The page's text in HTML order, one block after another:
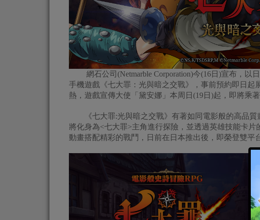
網石公司(Netmarble Corporation)今(16日)宣布，以
手機遊戲《七大罪：光與暗之交戰》，事前預約即日起
熱，遊戲宣傳大使「黛安娜」本周日(19日)起，即將乘
《七大罪:光與暗之交戰》有著如同電影般的高品質
將化身為<七大罪>主角進行探險，並透過英雄技能卡
動畫搭配精彩的戰鬥，日前在日本推出後，即榮登雙平